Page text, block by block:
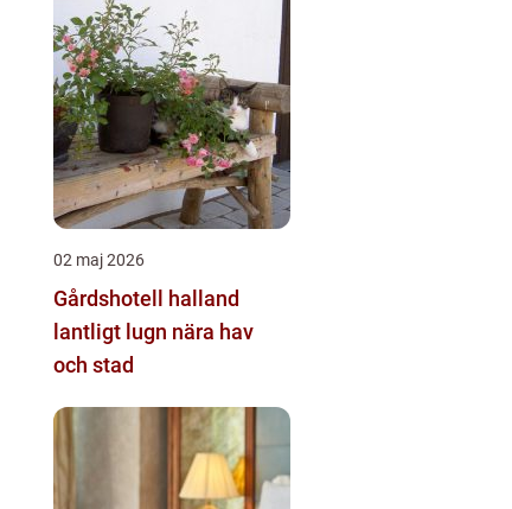
02 maj 2026
Gårdshotell halland
lantligt lugn nära hav
och stad